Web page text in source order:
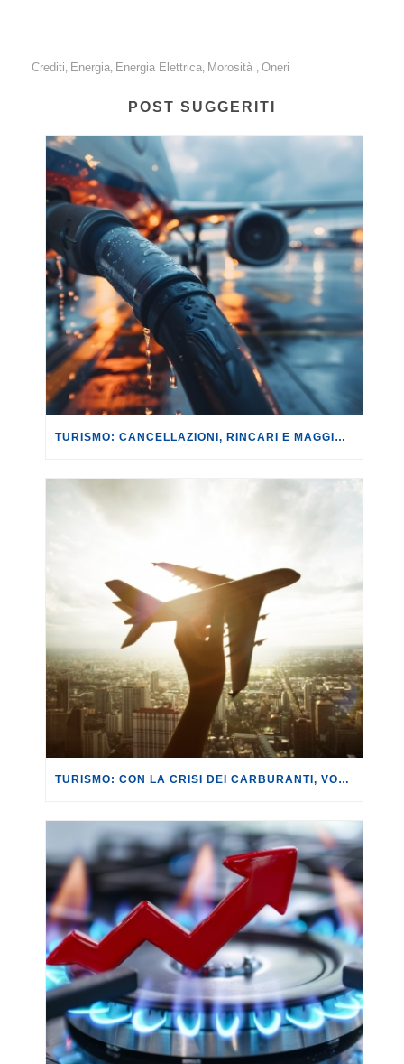
Crediti, Energia, Energia Elettrica, Morosità , Oneri
POST SUGGERITI
TURISMO: CANCELLAZIONI, RINCARI E MAGGIORAZIONI DI VOLI E PRENOTAZIONI.
TURISMO: CON LA CRISI DEI CARBURANTI, VOLI A RISCHIO CANCELLAZIONE O RINCARO.